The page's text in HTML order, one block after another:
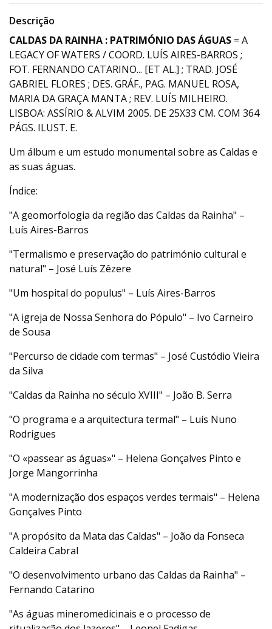
Descrição
CALDAS DA RAINHA : PATRIMÓNIO DAS ÁGUAS = A
LEGACY OF WATERS / COORD. LUÍS AIRES-BARROS ;
FOT. FERNANDO CATARINO... [ET AL.] ; TRAD. JOSÉ
GABRIEL FLORES ; DES. GRÁF., PAG. MANUEL ROSA,
MARIA DA GRAÇA MANTA ; REV. LUÍS MILHEIRO.
LISBOA: ASSÍRIO & ALVIM 2005. DE 25X33 CM. COM 364
PÁGS. ILUST. E.
Um álbum e um estudo monumental sobre as Caldas e
as suas águas.
Índice:
"A geomorfologia da região das Caldas da Rainha" –
Luís Aires-Barros
"Termalismo e preservação do património cultural e
natural" – José Luís Zêzere
"Um hospital do populus" – Luís Aires-Barros
"A igreja de Nossa Senhora do Pópulo" – Ivo Carneiro
de Sousa
"Percurso de cidade com termas" – José Custódio Vieira
da Silva
"Caldas da Rainha no século XVIII" – João B. Serra
"O programa e a arquitectura termal" – Luís Nuno
Rodrigues
"O «passear as águas»" – Helena Gonçalves Pinto e
Jorge Mangorrinha
"A modernização dos espaços verdes termais" – Helena
Gonçalves Pinto
"A propósito da Mata das Caldas" – João da Fonseca
Caldeira Cabral
"O desenvolvimento urbano das Caldas da Rainha" –
Fernando Catarino
"As águas mineromedicinais e o processo de